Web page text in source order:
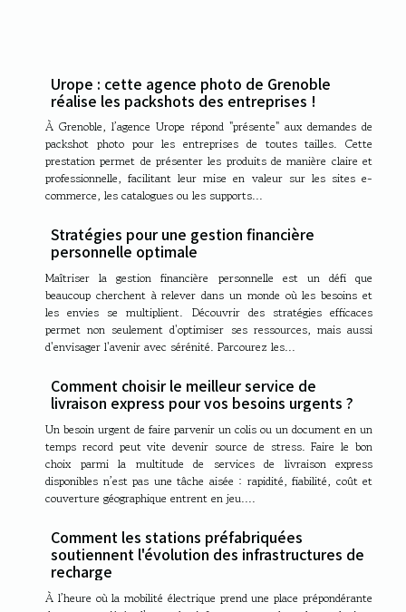
Urope : cette agence photo de Grenoble
réalise les packshots des entreprises !
À Grenoble, l’agence Urope répond "présente" aux demandes de
packshot photo pour les entreprises de toutes tailles. Cette
prestation permet de présenter les produits de manière claire et
professionnelle, facilitant leur mise en valeur sur les sites e-
commerce, les catalogues ou les supports...
Stratégies pour une gestion financière
personnelle optimale
Maîtriser la gestion financière personnelle est un défi que
beaucoup cherchent à relever dans un monde où les besoins et
les envies se multiplient. Découvrir des stratégies efficaces
permet non seulement d'optimiser ses ressources, mais aussi
d'envisager l'avenir avec sérénité. Parcourez les...
Comment choisir le meilleur service de
livraison express pour vos besoins urgents ?
Un besoin urgent de faire parvenir un colis ou un document en un
temps record peut vite devenir source de stress. Faire le bon
choix parmi la multitude de services de livraison express
disponibles n’est pas une tâche aisée : rapidité, fiabilité, coût et
couverture géographique entrent en jeu....
Comment les stations préfabriquées
soutiennent l'évolution des infrastructures de
recharge
À l’heure où la mobilité électrique prend une place prépondérante